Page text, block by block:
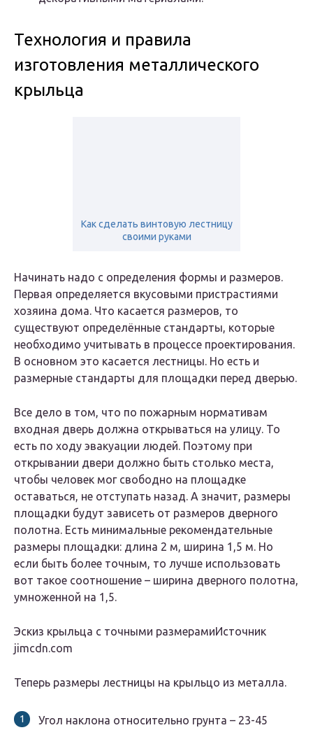
Технология и правила
изготовления металлического
крыльца
Как сделать винтовую лестницу
своими руками
Начинать надо с определения формы и размеров.
Первая определяется вкусовыми пристрастиями
хозяина дома. Что касается размеров, то
существуют определённые стандарты, которые
необходимо учитывать в процессе проектирования.
В основном это касается лестницы. Но есть и
размерные стандарты для площадки перед дверью.
Все дело в том, что по пожарным нормативам
входная дверь должна открываться на улицу. То
есть по ходу эвакуации людей. Поэтому при
открывании двери должно быть столько места,
чтобы человек мог свободно на площадке
оставаться, не отступать назад. А значит, размеры
площадки будут зависеть от размеров дверного
полотна. Есть минимальные рекомендательные
размеры площадки: длина 2 м, ширина 1,5 м. Но
если быть более точным, то лучше использовать
вот такое соотношение – ширина дверного полотна,
умноженной на 1,5.
Эскиз крыльца с точными размерамиИсточник
jimcdn.com
Теперь размеры лестницы на крыльцо из металла.
Угол наклона относительно грунта – 23-45